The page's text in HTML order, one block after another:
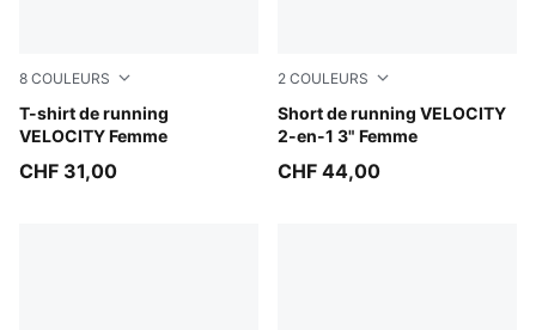
8 COULEURS
T-shirt de running
VELOCITY Femme
Inky Depths
CHF 31,00
2 COULEURS
Short de running VELOCITY
2-en-1 3" Femme
Light Lavender
CHF 44,00